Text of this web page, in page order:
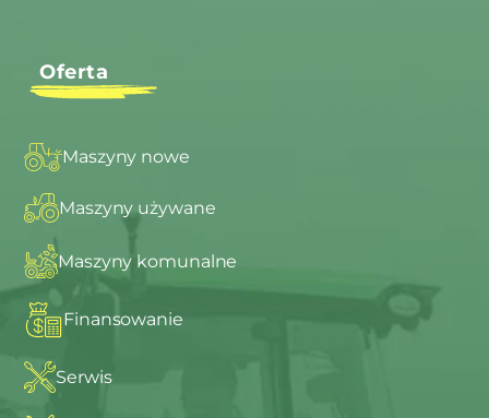
Oferta
Maszyny nowe
Maszyny używane
Maszyny komunalne
Finansowanie
Serwis